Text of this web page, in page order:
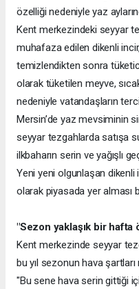
özelliği nedeniyle yaz
Kent merkezindeki seyyar
muhafaza edilen dikenli
temizlendikten sonra
olarak tüketilen meyve,
nedeniyle vatandaşların
Mersin’de yaz mevsiminin
seyyar tezgahlarda satışa
ilkbaharın serin ve yağışlı
Yeni yeni olgunlaşan
olarak piyasada yer alması
"Sezon yaklaşık bir hafta
Kent merkezinde seyyar
bu yıl sezonun hava şartları
"Bu sene hava serin gittiği